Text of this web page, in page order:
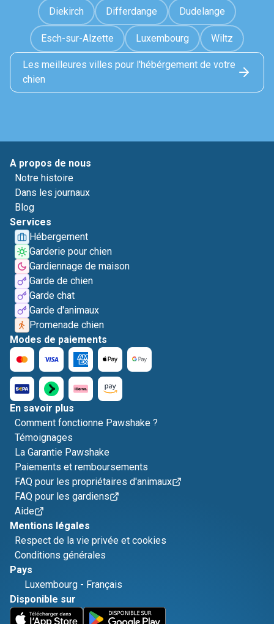
Diekirch Differdange Dudelange
Esch-sur-Alzette Luxembourg Wiltz
Les meilleures villes pour l'hébérgement de votre
chien
A propos de nous
Notre histoire
Dans les journaux
Blog
Services
Hébergement
Garderie pour chien
Gardiennage de maison
Garde de chien
Garde chat
Garde d'animaux
Promenade chien
Modes de paiements
En savoir plus
Comment fonctionne Pawshake ?
Témoignages
La Garantie Pawshake
Paiements et remboursements
FAQ pour les propriétaires d'animaux
FAQ pour les gardiens
Aide
Mentions légales
Respect de la vie privée et cookies
Conditions générales
Pays
Luxembourg - Français
Disponible sur